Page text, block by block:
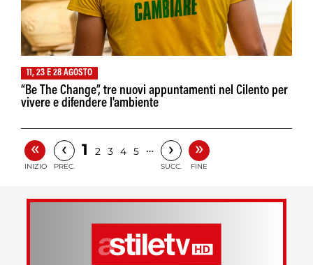
11, 23 E 28 AGOSTO
“Be The Change”, tre nuovi appuntamenti nel Cilento per
vivere e difendere l'ambiente
«
INIZIO
‹
PREC.
1 2 3 4 5 … ›
SUCC.
»
FINE